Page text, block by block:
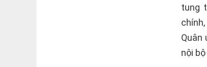
tung
Quân
nội